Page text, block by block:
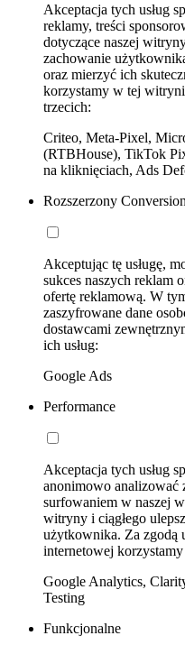
Akceptacja tych usług
reklamy, treści
dotyczące naszej
zachowanie
oraz mierzyć ich
korzystamy w tej
trzecich:
Criteo, Meta-Pixel,
(RTBHouse), TikTok
na kliknięciach, Ads
Rozszerzony
Akceptując tę usługę,
sukces naszych reklam
ofertę reklamową. W
zaszyfrowane dane
dostawcami
ich usług:
Google Ads
Performance
Akceptacja tych usług
anonimowo analizować
surfowaniem w naszej
witryny i ciągłego
użytkownika. Za zgodą
internetowej korzystamy
Google Analytics,
Testing
Funkcjonalne